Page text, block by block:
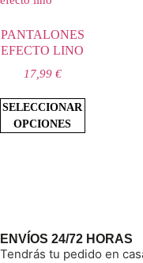
PANTALONES
EFECTO LINO
17,99 €
SELECCIONAR
OPCIONES
ENVÍOS 24/72 HORAS
Tendrás tu pedido en